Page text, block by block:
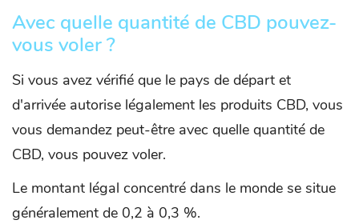
Avec quelle quantité de CBD pouvez-
vous voler ?
Si vous avez vérifié que le pays de départ et
d'arrivée autorise légalement les produits CBD, vous
vous demandez peut-être avec quelle quantité de
CBD, vous pouvez voler.
Le montant légal concentré dans le monde se situe
généralement de 0,2 à 0,3 %.